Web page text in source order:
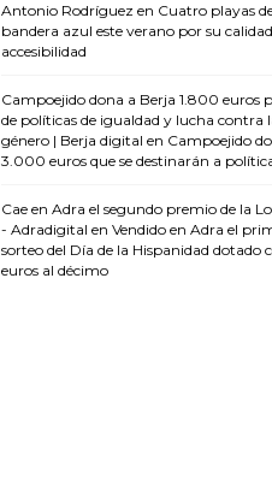
Antonio Rodríguez en Cuatro playas
bandera azul este verano por su
accesibilidad
Campoejido dona a Berja 1.800 euros
de políticas de igualdad y lucha contra
género | Berja digital en Campoejido
3.000 euros que se destinarán a
Cae en Adra el segundo premio de la
- Adradigital en Vendido en Adra el
sorteo del Día de la Hispanidad dotado
euros al décimo